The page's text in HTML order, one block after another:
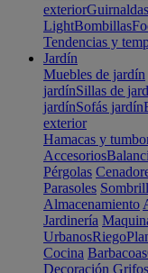
exteriorGuirnaldas
LightBombillas
Tendencias y
Jardín
Muebles de jardín
jardínSillas de
jardínSofás jardín
exterior
Hamacas y
Accesorios
Pérgolas
Parasoles
Almacenamiento
Jardinería
UrbanosRiego
Cocina Barbacoas
Decoración